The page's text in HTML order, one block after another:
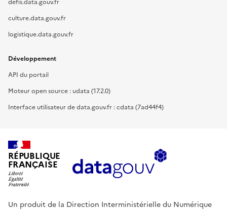
defis.data.gouv.fr
culture.data.gouv.fr
logistique.data.gouv.fr
Développement
API du portail
Moteur open source : udata (17.2.0)
Interface utilisateur de data.gouv.fr : cdata (7ad44f4)
RÉPUBLIQUE
FRANÇAISE
Un produit de la Direction Interministérielle du Numérique